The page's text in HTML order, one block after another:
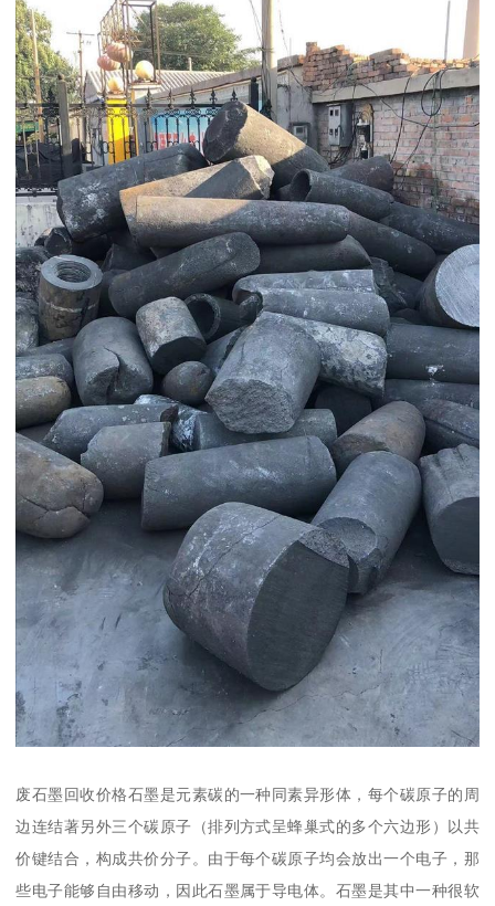
废石墨回收价格石墨是元素碳的一种同素异形体，每个碳原子的周
边连结著另外三个碳原子（排列方式呈蜂巢式的多个六边形）以共
价键结合，构成共价分子。由于每个碳原子均会放出一个电子，那
些电子能够自由移动，因此石墨属于导电体。石墨是其中一种很软